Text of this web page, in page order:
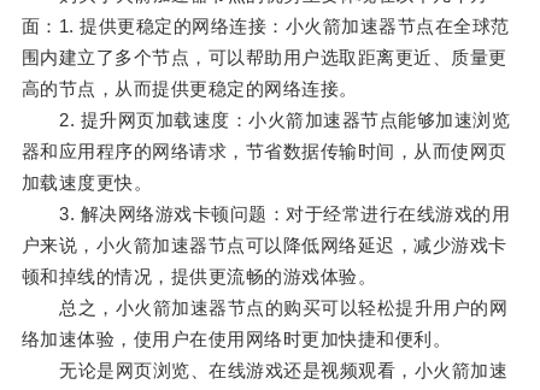
面：1. 提供更稳定的网络连接：小火箭加速器节点在全球范
围内建立了多个节点，可以帮助用户选取距离更近、质量更
高的节点，从而提供更稳定的网络连接。
2. 提升网页加载速度：小火箭加速器节点能够加速浏览
器和应用程序的网络请求，节省数据传输时间，从而使网页
加载速度更快。
3. 解决网络游戏卡顿问题：对于经常进行在线游戏的用
户来说，小火箭加速器节点可以降低网络延迟，减少游戏卡
顿和掉线的情况，提供更流畅的游戏体验。
总之，小火箭加速器节点的购买可以轻松提升用户的网
络加速体验，使用户在使用网络时更加快捷和便利。
无论是网页浏览、在线游戏还是视频观看，小火箭加速